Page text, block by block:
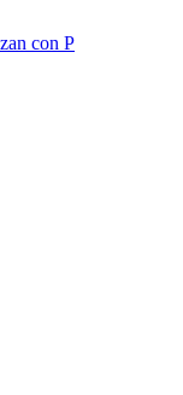
con P